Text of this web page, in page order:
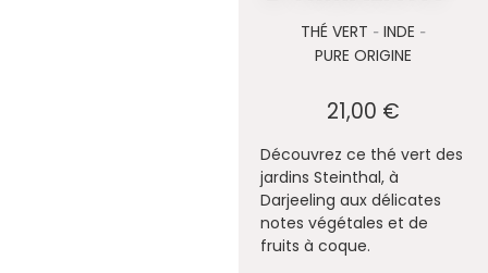
THÉ VERT - INDE -
PURE ORIGINE
21,00 €
Découvrez ce thé vert des
jardins Steinthal, à
Darjeeling aux délicates
notes végétales et de
fruits à coque.